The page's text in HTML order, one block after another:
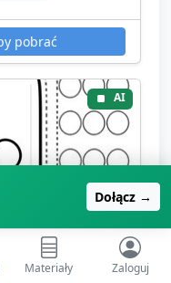
pobrać
AI
Dołącz →
Materiały Zaloguj